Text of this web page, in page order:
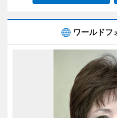
ワールドフ